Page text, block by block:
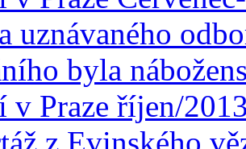
uznávaného
byla
v Praze říjen/